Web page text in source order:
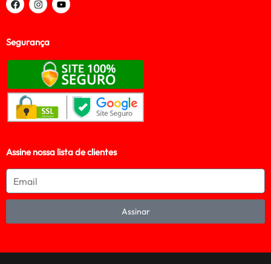
Segurança
Assine nossa lista de clientes
Assinar